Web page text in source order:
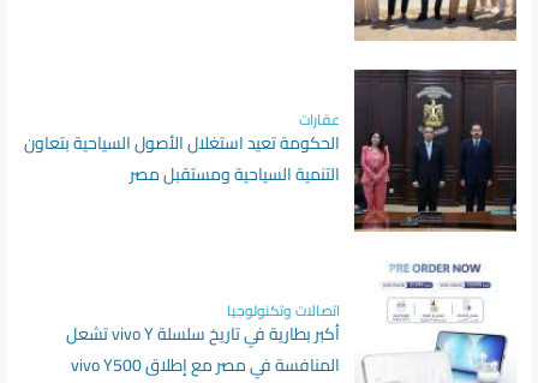
عقارات
الحكومة تعيد استغلال الأصول السياحية بتعاون
التنمية السياحية ومستقبل مصر
اتصالات وتكنولوجيا
أكبر بطارية في تاريخ سلسلة vivo Y تشعل
المنافسة في مصر مع إطلاق vivo Y500